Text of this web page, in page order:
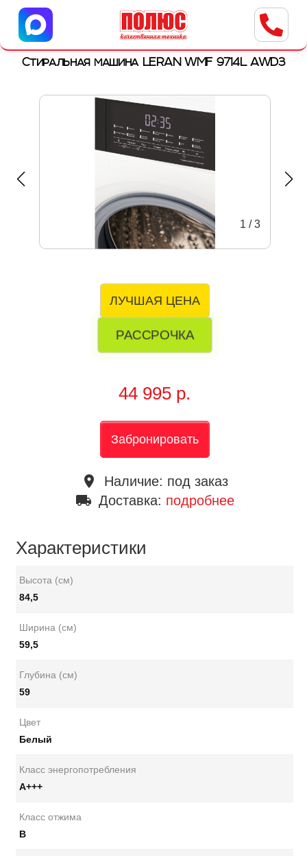
Центр бытовой техники
г. Ульяновск, ул. Пушкарева, 8a
Стиральная машина LERAN WMF 9714L AWD3
1 /3
ЛУЧШАЯ ЦЕНА
РАССРОЧКА
44 995 р.
Забронировать
place Наличие: под заказ
local_shipping Доставка: подробнее
Характеристики
Высота (см)
84,5
Ширина (см)
59,5
Глубина (см)
59
Цвет
Белый
Класс энергопотребления
А+++
Класс отжима
B